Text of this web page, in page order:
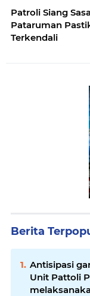
Patroli Siang
Pataruman
Terkendali
Berita
Antisipasi
Unit Pattoli